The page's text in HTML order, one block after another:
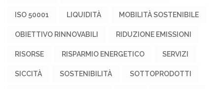
ISO 50001 LIQUIDITÀ MOBILITÀ SOSTENIBILE
OBIETTIVO RINNOVABILI RIDUZIONE EMISSIONI
RISORSE RISPARMIO ENERGETICO SERVIZI
SICCITÀ SOSTENIBILITÀ SOTTOPRODOTTI